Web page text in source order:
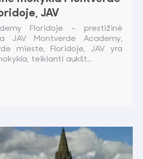
JAV
Floridoje – prestižinė
JAV Montverde Academy,
mieste, Floridoje, JAV yra
teikianti aukšt..